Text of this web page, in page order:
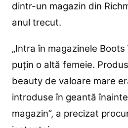
dintr-un magazin din
anul trecut.
„Intra în magazinele
puțin o altă femeie.
beauty de valoare mare
introduse în geantă
magazin”, a precizat